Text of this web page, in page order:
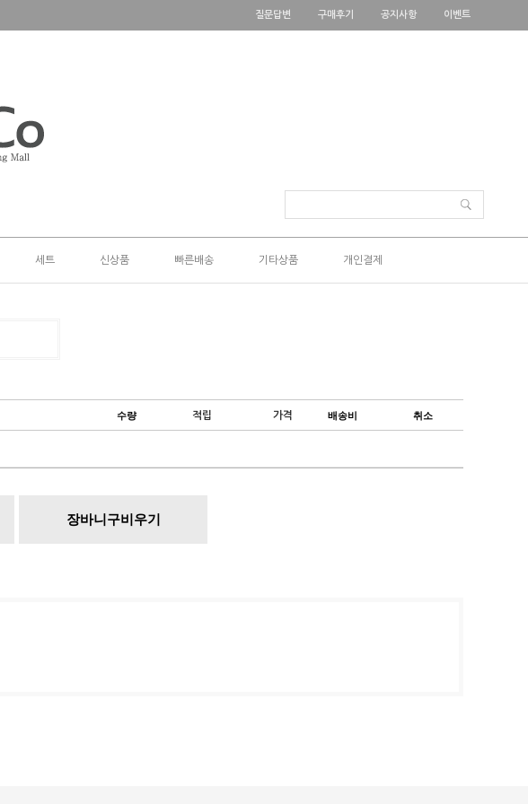
질문답변 구매후기 공지사항 이벤트
세트 신상품 빠른배송 기타상품 개인결제
수량 적립 가격 배송비 취소
장바니구비우기